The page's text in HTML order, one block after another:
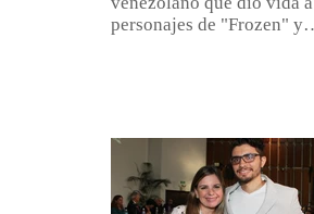
personajes de "Frozen" y